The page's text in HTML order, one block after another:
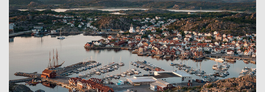
Om GIBCA Extended
Nätverket
Arkiv
GIBCA Extended 2013
GIBCA Extended 2015
GIBCA Extended 2017
GIBCA Extended 2019
GIBCA Extended 2021